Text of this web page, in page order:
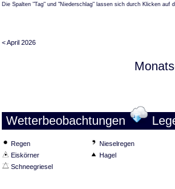
Die Spalten "Tag" und "Niederschlag" lassen sich durch Klicken auf
< April 2026
Wetterbeobachtungen
Regen Nieselregen
Eiskörner
Hagel
Schneegriesel